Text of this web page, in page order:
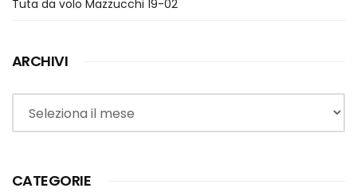
Tuta da volo Mazzucchi 19-02
ARCHIVI
Archivi
CATEGORIE